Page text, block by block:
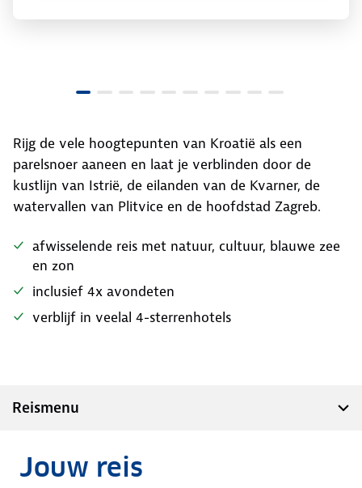
Rijg de vele hoogtepunten van Kroatië als een
parelsnoer aaneen en laat je verblinden door de
kustlijn van Istrië, de eilanden van de Kvarner, de
watervallen van Plitvice en de hoofdstad Zagreb.
afwisselende reis met natuur, cultuur, blauwe zee
en zon
inclusief 4x avondeten
verblijf in veelal 4-sterrenhotels
Reismenu
Jouw reis